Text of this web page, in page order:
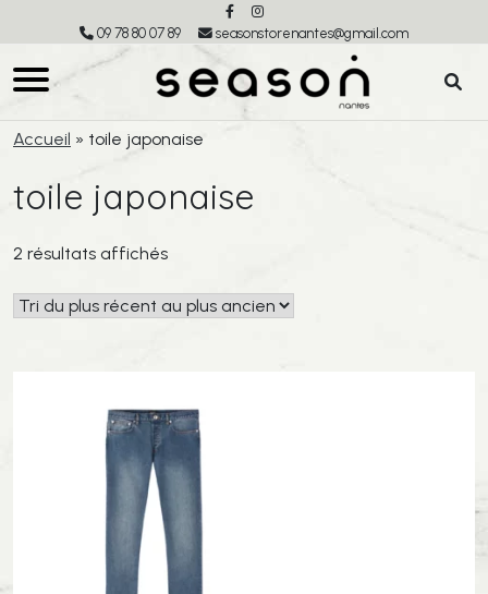
09 78 80 07 89 seasonstorenantes@gmail.com
Accueil » toile japonaise
toile japonaise
2 résultats affichésTrié
plus
ancien